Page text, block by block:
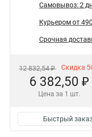
Самовывоз: 2
Курьером от
Срочная
12 832,54 ₽ Скидка
6 382,50 ₽
Цена за 1 шт.
Быстрый